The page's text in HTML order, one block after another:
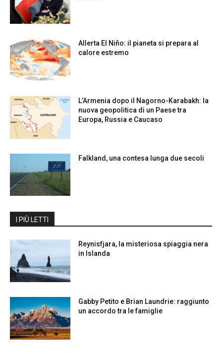
Allerta El Niño: il pianeta si prepara al
calore estremo
L’Armenia dopo il Nagorno-Karabakh: la
nuova geopolitica di un Paese tra
Europa, Russia e Caucaso
Falkland, una contesa lunga due secoli
I PIÙ LETTI
Reynisfjara, la misteriosa spiaggia nera
in Islanda
Gabby Petito e Brian Laundrie: raggiunto
un accordo tra le famiglie